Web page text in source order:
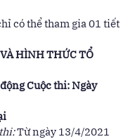
có thể tham gia 01 tiết
HÌNH THỨC TỔ
Cuộc thi: Ngày
Từ ngày 13/4/2021